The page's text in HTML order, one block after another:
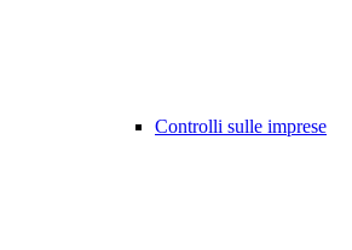
Controlli sulle imprese